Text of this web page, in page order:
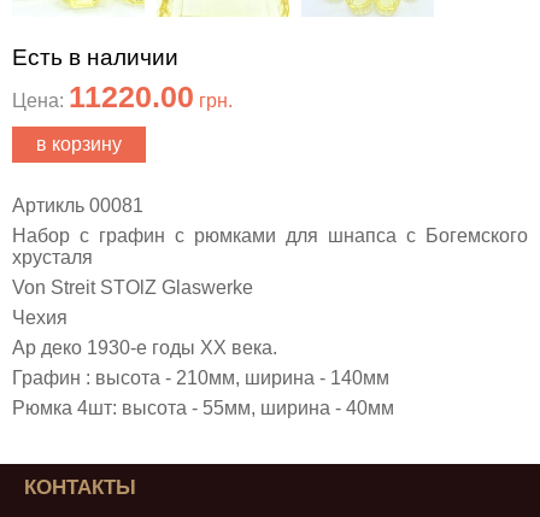
Есть в наличии
Цена: 11220.00 грн.
в корзину
Артикль 00081
Набор с графин с рюмками для шнапса с Богемского
хрусталя
Von Streit STOlZ Glaswerke
Чехия
Ар деко 1930-е годы ХХ века.
Графин : высота - 210мм, ширина - 140мм
Рюмка 4шт: высота - 55мм, ширина - 40мм
КОНТАКТЫ